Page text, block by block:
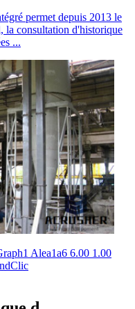
permet depuis 2013 le
la consultation d'historique
...
Alea1a6 6.00 1.00